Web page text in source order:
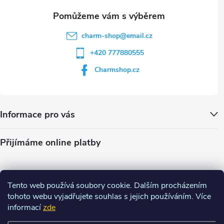
Tento web používá soubory cookie. Dalším procházením
tohoto webu vyjadřujete souhlas s jejich používáním. Více
informacízde
charm-shop@email.cz
+420 777880555
Charmshop.cz
Informace pro vás
Přijímáme online platby